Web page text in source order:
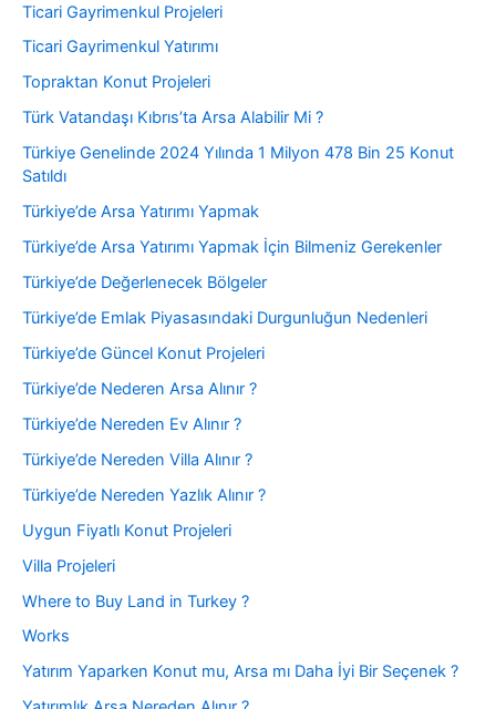
Ticari Gayrimenkul Projeleri
Ticari Gayrimenkul Yatırımı
Topraktan Konut Projeleri
Türk Vatandaşı Kıbrıs’ta Arsa Alabilir Mi ?
Türkiye Genelinde 2024 Yılında 1 Milyon 478 Bin 25 Konut
Satıldı
Türkiye’de Arsa Yatırımı Yapmak
Türkiye’de Arsa Yatırımı Yapmak İçin Bilmeniz Gerekenler
Türkiye’de Değerlenecek Bölgeler
Türkiye’de Emlak Piyasasındaki Durgunluğun Nedenleri
Türkiye’de Güncel Konut Projeleri
Türkiye’de Nederen Arsa Alınır ?
Türkiye’de Nereden Ev Alınır ?
Türkiye’de Nereden Villa Alınır ?
Türkiye’de Nereden Yazlık Alınır ?
Uygun Fiyatlı Konut Projeleri
Villa Projeleri
Where to Buy Land in Turkey ?
Works
Yatırım Yaparken Konut mu, Arsa mı Daha İyi Bir Seçenek ?